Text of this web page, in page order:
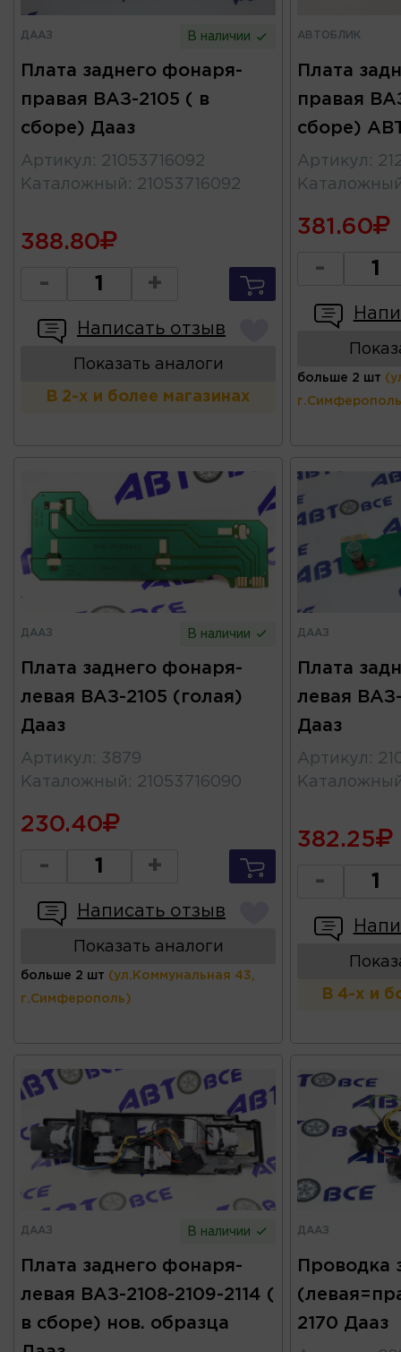
ДААЗ В наличии
Плата заднего фонаря-
правая ВАЗ-2105 ( в
сборе) Дааз
Артикул : 21053716092
Каталожный : 21053716092
388.80
- +
Написать отзыв
Показать аналоги
В 2-х и более магазинах
АВТОБЛИК
Плата
правая
сборе)
Артикул :
381.60
-
больше 2 шт
ДААЗ В наличии
Плата заднего фонаря-
левая ВАЗ-2105 (голая)
Дааз
Артикул : 3879
Каталожный : 21053716090
230.40
- +
Написать отзыв
Показать аналоги
больше 2 шт (ул.Коммунальная 43,
г.Симферополь)
ДААЗ
Плата
левая
Дааз
Артикул :
382.25
-
В 4-х и
ДААЗ В наличии
Плата заднего фонаря-
левая ВАЗ-2108-2109-2114 (
в сборе) нов. образца
ДААЗ
Проводка
2170 Дааз